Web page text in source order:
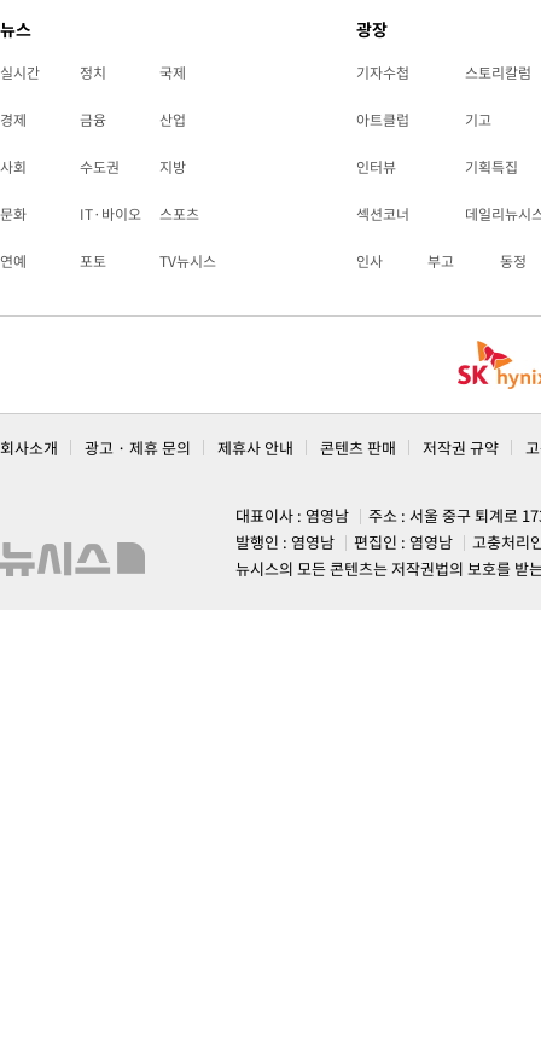
뉴스
실시간 정치 국제
경제 금융 산업
사회 수도권 지방
문화 IT·바이오 스포츠
연예 포토 TV뉴시스
광장
기자수첩 스토리칼럼
아트클럽 기고
인터뷰 기획특집
섹션코너 데일리뉴시
인사 부고 동정
회사소개 광고 · 제휴 문의 제휴사 안내 콘텐츠 판매 저작권 규약
대표이사 : 염영남
주소 : 서울 중구 퇴계로
발행인 : 염영남
편집인 : 염영남
고충처리
뉴시스의 모든 콘텐츠는 저작권법의 보호를